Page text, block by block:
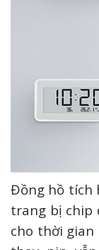
Đồng hồ tích
trang bị chip
cho thời gian